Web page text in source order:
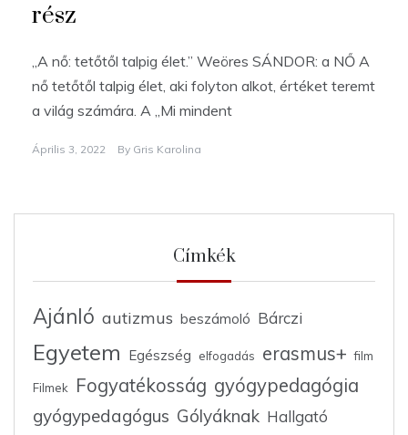
rész
„A nő: tetőtől talpig élet.” Weöres SÁNDOR: a NŐ A
nő tetőtől talpig élet, aki folyton alkot, értéket teremt
a világ számára. A „Mi mindent
Április 3, 2022 By Gris Karolina
Címkék
Ajánló autizmus beszámoló Bárczi
Egyetem Egészség elfogadás erasmus+ film
Filmek Fogyatékosság gyógypedagógia
gyógypedagógus Gólyáknak Hallgató